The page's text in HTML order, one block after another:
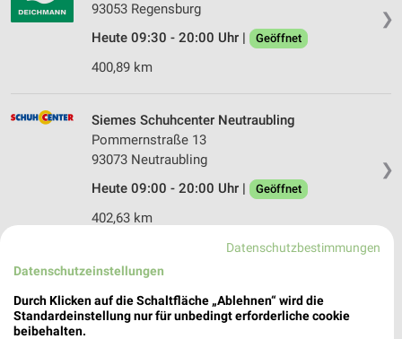
❯
93053 Regensburg
Heute 09:30 - 20:00 Uhr |
Geöffnet
400,89 km
❯
Siemes Schuhcenter Neutraubling
Pommernstraße 13
93073 Neutraubling
Heute 09:00 - 20:00 Uhr |
Geöffnet
402,63 km
DEICHMANN Neutraubling
93073 Neutraubling
Datenschutzbestimmungen
Datenschutzeinstellungen
Durch Klicken auf die Schaltfläche „Ablehnen“ wird die
Standardeinstellung nur für unbedingt erforderliche cookie
beibehalten.